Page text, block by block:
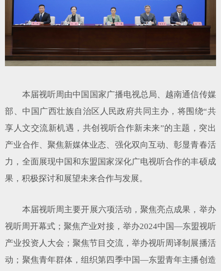
本届视听周由中国国家广播电视总局、越南通信传媒
部、中国广西壮族自治区人民政府共同主办，将围绕“共
享人文交流新机遇，共创视听合作新未来”的主题，突出
产业合作、聚焦新媒体业态、强化双向互动、彰显青春活
力，全面展现中国和东盟国家深化广电视听合作的丰硕成
果，积极探讨和展望未来合作与发展。
本届视听周主要开展六项活动，聚焦亮点成果，举办
视听周开幕式；聚焦产业对接，举办2024中国—东盟视听
产业投资人大会；聚焦节目交流，举办视听周译制展播活
动；聚焦青年群体，组织第四季中国—东盟青年主播创造